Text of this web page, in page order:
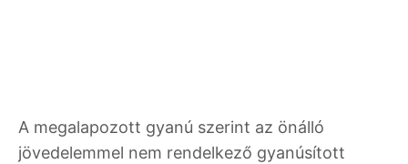
A megalapozott gyanú szerint az önálló
jövedelemmel nem rendelkező gyanúsított